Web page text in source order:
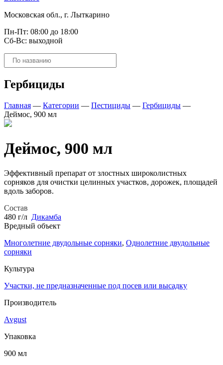
Московская обл., г. Лыткарино
Пн-Пт: 08:00 до 18:00
Сб-Вс: выходной
Поиск
товаров
Гербициды
Главная — Категории — Пестициды — Гербициды —
Деймос, 900 мл
Деймос, 900 мл
Эффективный препарат от злостных широколистных
сорняков для очистки целинных участков, дорожек, площадей
вдоль заборов.
Состав
480 г/л Дикамба
Вредный объект
Многолетние двудольные сорняки, Однолетние двудольные
сорняки
Культура
Участки, не предназначенные под посев или высадку
Производитель
Avgust
Упаковка
900 мл